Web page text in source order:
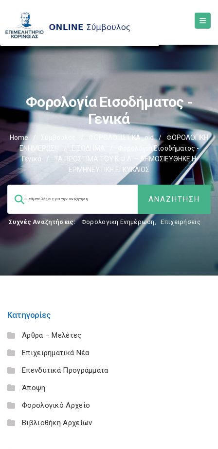
Φορολογία Εισοδήματος -
Γενικά
Home / Σύμβουλος ΦΟΡΟΛΟΓΙΣΤΙΚΑ_old /
ΦΟΡΟΛΟΓΙΚΗ
ΕΝΗΜΕΡΩΣΗ
/ ΕΙΣΟΔΗΜΑ
Φορολογία Εισοδήματος -
Γενικά
/
ΤΑ ΠΡΟΣΤΙΜΑ ΤΟΥ Κ.Φ.Δ. – ΔΗΜΟΣΙΕΥΘΗΚΕ Η
ΕΡΜΗΝΕΥΤΙΚΗ ΕΓΚΥΚΛΙΟΣ
Συχνές Αναζητήσεις: Φορολογικη Ενημέρωση, Επιχειρήσεις
Κατηγορίες
Άρθρα – Μελέτες
Επιχειρηματικά Νέα
Επενδυτικά Προγράμματα
Άποψη
Φορολογικό Αρχείο
Βιβλιοθήκη Αρχείων